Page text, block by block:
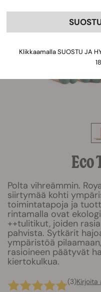
Eco
Polta vihreämmin.
siirtymää kohti
toimintatapoja ja
rintamalla ovat
++tulitikut, joiden
pahvista. Sytkärit
ympäristöä
rasioineen päätyvät
kiertokulkua.
(3)Kirjoita
Klikkaamalla SUOSTU JA